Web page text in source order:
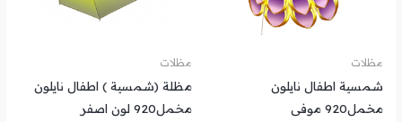
مظلات
شمسية اطفال نايلون
مخمل920 موفى
مظلات
‎مظلة (شمسية ) اطفال نايلون
مخمل920 لون اصفر